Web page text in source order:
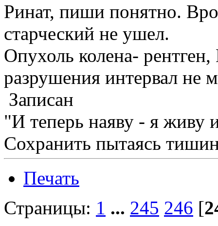
Ринат, пиши понятно.
старческий не ушел.
Опухоль колена-
разрушения интервал не
Записан
"И теперь наяву - я живу
Сохранить пытаясь
Печать
Страницы: 1 ... 245 246 [